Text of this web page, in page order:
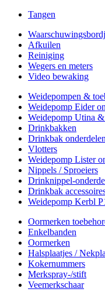
Tangen
Afkuilen
Reiniging
Wegers en meters
Video bewaking
Weidepompen &
Weidepomp Eider
Weidepomp Utina
Drinkbakken
Drinkbak onderdelen
Vlotters
Weidepomp Lister
Nippels / Sproeiers
Drinknippel-
Drinkbak
Weidepomp Kerbl
Oormerken
Enkelbanden
Oormerken
Halsplaatjes /
Kokernummers
Merkspray-/stift
Veemerkschaar